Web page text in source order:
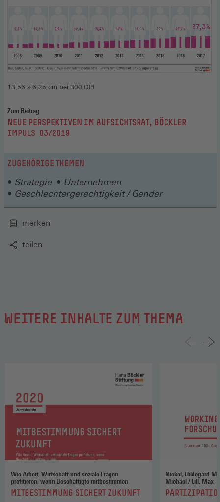
13,56 x 6,25 cm bei 300 DPI
Zum Beitrag
:NEUE PERSPEKTIVEN IM AUFSICHTSRAT, BÖCKLER
IMPULS 03/2019
ZUGEHÖRIGE THEMEN
Strategie
Unternehmen
Geschlechtergerechtigkeit / Gender
merken
teilen
WEITERE INHALTE ZUM THEMA
Wie Arbeit, Wirtschaft und soziale Fragen
profitieren, wenn Beschäftigte mitbestimmen
:MITBESTIMMUNG SICHERT ZUKUNFT
Nickel, Hildegard Maria / Hüning,
Michael / Lill, Max
: